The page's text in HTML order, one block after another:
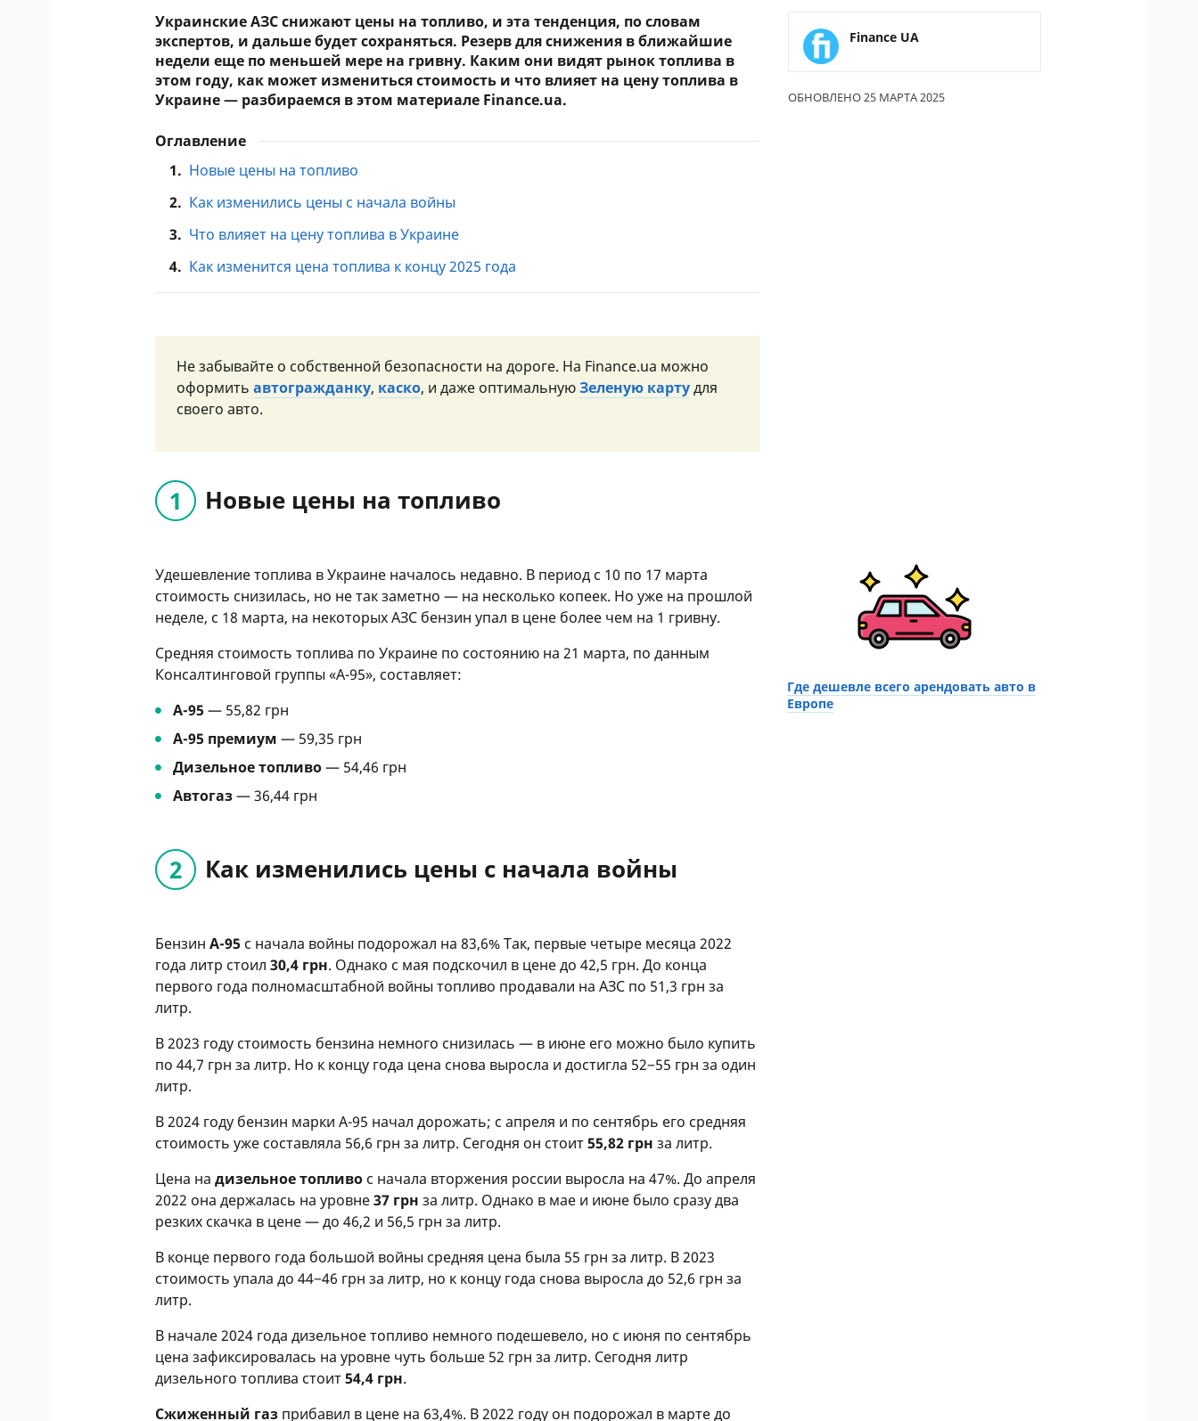
ЕЖЕМЕСЯЧНЫЙ ОБЗОР
КЕШБЭКА
ПУТЕВОДИТЕЛИ ПО
ПУТЕВОДИТЕЛИ ПО
СТРАХОВАНИЮ
Украинские АЗС снижают цены на топливо, и эта тенденция, по словам
экспертов, и дальше будет сохраняться. Резерв для снижения в ближайшие
недели еще по меньшей мере на гривну. Каким они видят рынок топлива в
этом году, как может измениться стоимость и что влияет на цену топлива в
Украине — разбираемся в этом материале Finance.ua.
Оглавление
1. Новые цены на топливо
2. Как изменились цены с начала войны
3. Что влияет на цену топлива в Украине
4. Как изменится цена топлива к концу 2025 года
Finance UA
ОБНОВЛЕНО 25 МАРТА 2025
Не забывайте о собственной безопасности на дороге. На Finance.ua можно
оформитьавтогражданку, каско, и даже оптимальнуюЗеленую картудля
своего авто.
Новые цены на топливо
Удешевление топлива в Украине началось недавно. В период с 10 по 17 марта
стоимость снизилась, но не так заметно — на несколько копеек. Но уже на прошлой
неделе, с 18 марта, на некоторых АЗС бензин упал в цене более чем на 1 гривну.
Средняя стоимость топлива по Украине по состоянию на 21 марта, по данным
Консалтинговой группы «А-95», составляет:
А-95— 55,82 грн
А-95 премиум — 59,35 грн
Дизельное топливо— 54,46 грн
Автогаз— 36,44 грн
Где дешевле всего арендовать авто в
Европе
Как изменились цены с начала войны
БензинА-95 с начала войны подорожал на 83,6% Так, первые четыре месяца 2022
года литр стоил30,4 грн. Однако с мая подскочил в цене до 42,5 грн. До конца
первого года полномасштабной войны топливо продавали на АЗС по 51,3 грн за
литр.
В 2023 году стоимость бензина немного снизилась — в июне его можно было купить
по 44,7 грн за литр. Но к концу года цена снова выросла и достигла 52−55 грн за один
литр.
В 2024 году бензин марки А-95 начал дорожать; с апреля и по сентябрь его средняя
стоимость уже составляла 56,6 грн за литр. Сегодня он стоит55,82 грн за литр.
Цена надизельное топливо с начала вторжения россии выросла на 47%. До апреля
2022 она держалась на уровне37 грн за литр. Однако в мае и июне было сразу два
резких скачка в цене — до 46,2 и 56,5 грн за литр.
В конце первого года большой войны средняя цена была 55 грн за литр. В 2023
стоимость упала до 44−46 грн за литр, но к концу года снова выросла до 52,6 грн за
литр.
В начале 2024 года дизельное топливо немного подешевело, но с июня по сентябрь
цена зафиксировалась на уровне чуть больше 52 грн за литр. Сегодня литр
дизельного топлива стоит54,4 грн.
Сжиженный газ прибавил в цене на 63,4%. В 2022 году он подорожал в марте до